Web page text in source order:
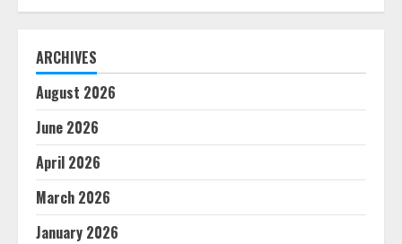
ARCHIVES
August 2026
June 2026
April 2026
March 2026
January 2026